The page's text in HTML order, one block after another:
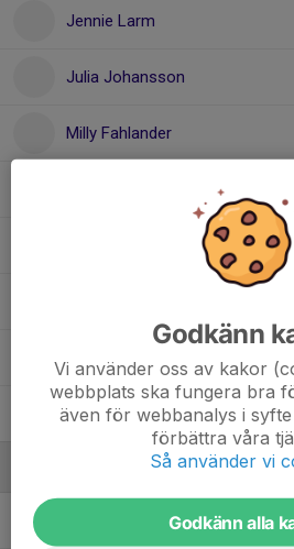
Jennie Larm
Julia Johansson
Milly Fahlander
Penny Edvardsson
Wilma Tällberg
Ledare
Godkänn
Vi använder oss av kakor
webbplats ska fungera bra
även för webbanalys i
förbättra våra
Så använder vi
Godkänn alla